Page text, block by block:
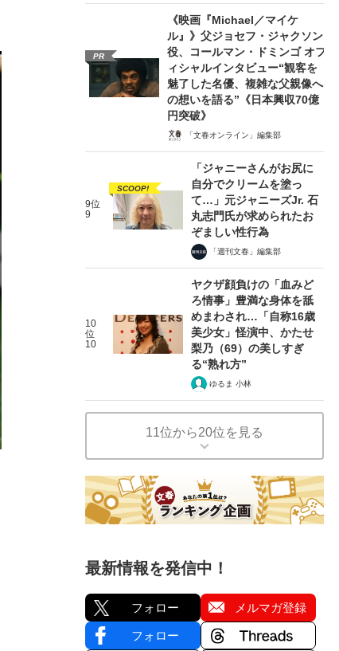
PR
《映画『Michael／マイケ
ル』》父ジョセフ・ジャクソン
役、コールマン・ドミンゴ オフ
ィシャルインタビュー“観客を
魅了した名優、複雑な父親像へ
の想いを語る”《日本興収70億
円突破》
「文春オンライン」編集部
9位
9
SCOOP!
「ジャニーさんがお尻に
自分でクリームを塗っ
て…」元ジャニーズJr. 石
丸志門氏が求められたお
ぞましい性行為
「週刊文春」編集部
10
位
10
ヤクザ顔負けの「血みど
ろ情事」豊満な身体を舐
めまわされ…「自称16歳
美少女」怪演中、かたせ
梨乃（69）の美しすぎ
る“熟れ方”
ゆるま 小林
11位から20位を見る
最新情報を発信中！
フォロー メルマガ登録
フォロー